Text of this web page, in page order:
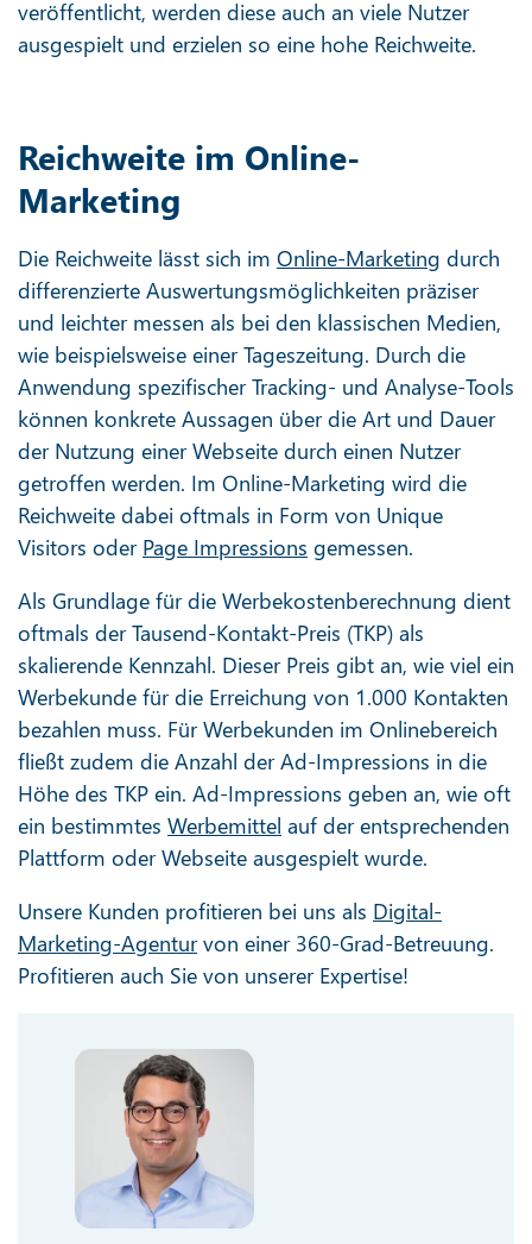
veröffentlicht, werden diese auch an viele Nutzer
ausgespielt und erzielen so eine hohe Reichweite.
Reichweite im Online-
Marketing
Die Reichweite lässt sich im Online-Marketing durch
differenzierte Auswertungsmöglichkeiten präziser
und leichter messen als bei den klassischen Medien,
wie beispielsweise einer Tageszeitung. Durch die
Anwendung spezifischer Tracking- und Analyse-Tools
können konkrete Aussagen über die Art und Dauer
der Nutzung einer Webseite durch einen Nutzer
getroffen werden. Im Online-Marketing wird die
Reichweite dabei oftmals in Form von Unique
Visitors oder Page Impressions gemessen.
Als Grundlage für die Werbekostenberechnung dient
oftmals der Tausend-Kontakt-Preis (TKP) als
skalierende Kennzahl. Dieser Preis gibt an, wie viel ein
Werbekunde für die Erreichung von 1.000 Kontakten
bezahlen muss. Für Werbekunden im Onlinebereich
fließt zudem die Anzahl der Ad-Impressions in die
Höhe des TKP ein. Ad-Impressions geben an, wie oft
ein bestimmtes Werbemittel auf der entsprechenden
Plattform oder Webseite ausgespielt wurde.
Unsere Kunden profitieren bei uns als Digital-
Marketing-Agenturvon einer 360-Grad-Betreuung.
Profitieren auch Sie von unserer Expertise!